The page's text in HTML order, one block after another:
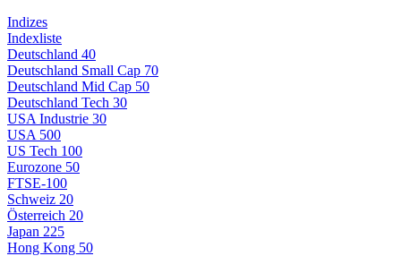
Indizes
Indexliste
Deutschland 40
Deutschland Small Cap 70
Deutschland Mid Cap 50
Deutschland Tech 30
USA Industrie 30
USA 500
US Tech 100
Eurozone 50
FTSE-100
Schweiz 20
Österreich 20
Japan 225
Hong Kong 50